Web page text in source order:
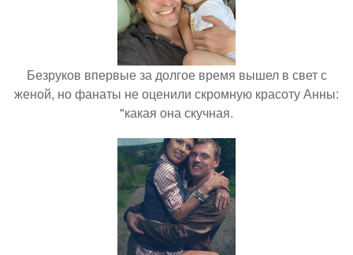
Безруков впервые за долгое время вышел в свет с
женой, но фанаты не оценили скромную красоту Анны:
"какая она скучная.